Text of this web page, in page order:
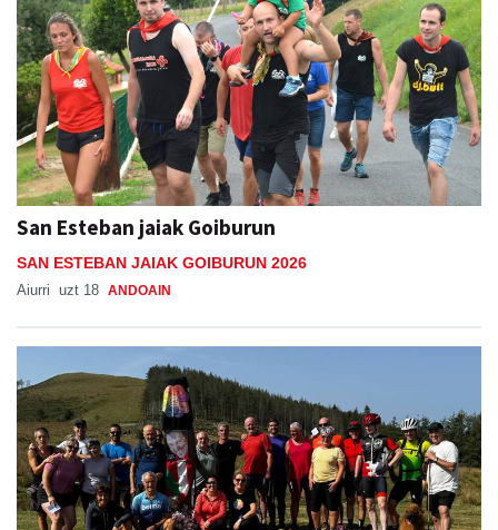
San Esteban jaiak Goiburun
SAN ESTEBAN JAIAK GOIBURUN 2026
Aiurri uzt 18 ANDOAIN